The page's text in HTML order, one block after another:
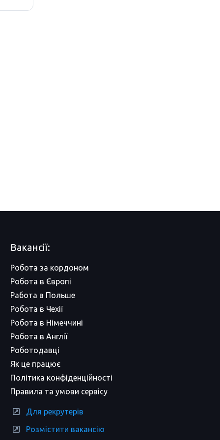
Вакансії:
Робота за кордоном
Робота в Європі
Работа в Польше
Робота в Чехії
Робота в Німеччині
Робота в Англії
Роботодавці
Як це працює
Політика конфіденційності
Правила та умови сервісу
Для рекрутерів
Розмістити вакансію